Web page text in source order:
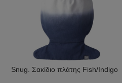
Snug. Σακίδιο πλάτης Fish/Indigo